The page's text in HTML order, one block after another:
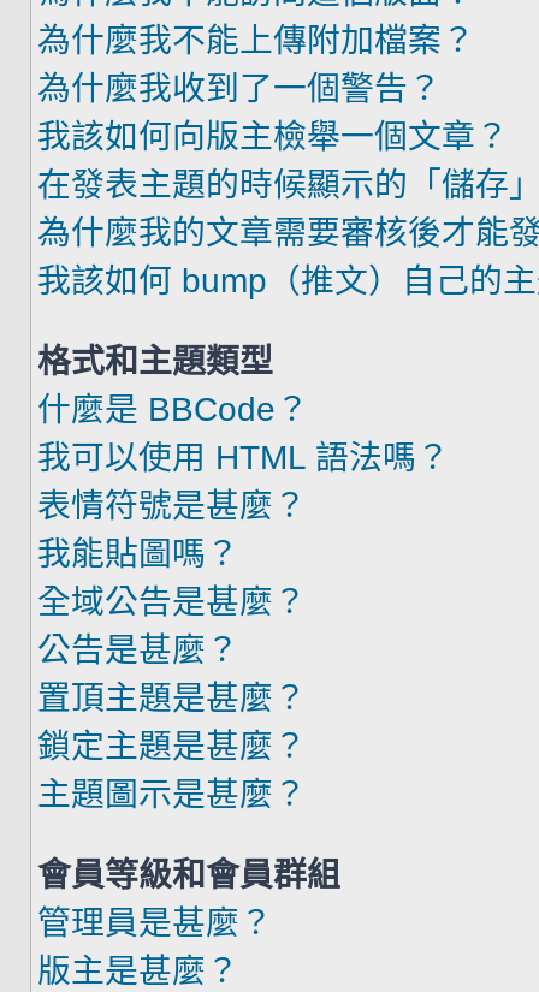
為什麼我不能上傳附加檔案？
為什麼我收到了一個警告？
我該如何向版主檢舉一個文章？
在發表主題的時候顯示的「儲存
為什麼我的文章需要審核後才能
我該如何 bump（推文）自己的
格式和主題類型
什麼是 BBCode？
我可以使用 HTML 語法嗎？
表情符號是甚麼？
我能貼圖嗎？
全域公告是甚麼？
公告是甚麼？
置頂主題是甚麼？
鎖定主題是甚麼？
主題圖示是甚麼？
會員等級和會員群組
管理員是甚麼？
版主是甚麼？